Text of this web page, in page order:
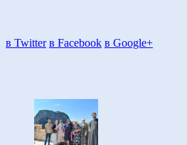
в Twitter в Facebook в Google+